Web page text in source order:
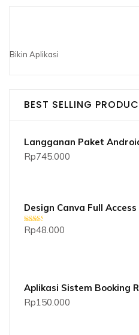
Bikin Aplikasi
BEST SELLING
Langganan Paket
Rp745.000
Design Canva Full Access
Dinilai
2.33
Rp48.000
Aplikasi Sistem Booking
Rp150.000